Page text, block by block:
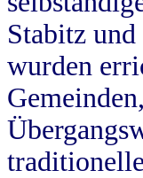
Stabitz
wurden